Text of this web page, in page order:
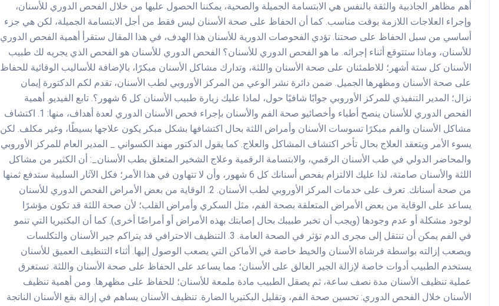
أهم مظاهر الجاذبية والثقة بالنفس هي الابتسامة الجميلة والصحية، يمكننا الحصول عليها من خلال الفحص الدوري للأسنان،
وإجراء العلاجات اللازمة بوقت مناسب. كما أن الحفاظ على صحة الأسنان ليس فقط من أجل الابتسامة الجميلة، لكن هي جزء
أساسي من سبل الحفاظ على صحتنا. تؤدي الفحوصات الدورية للأسنان هذا الهدف، في هذا المقال ستقرأ أهمية الفحص الدوري
للأسنان، وماذا ستتوقع أثناء إجرائه. ما هو الفحص الدوري للأسنان؟ الفحص الدوري للأسنان هو الفحص الذي يجريه لك طبيب
الأسنان كل ستة أشهر؛ للاطمئنان على صحة الأسنان واللثة، وتدارك مشاكل الأسنان مبكرًا، بالإضافة للأساليب الوقائية للحفاظ
على صحة الأسنان ومظهرها الجميل. ضمن دائرة نشر الوعي من المركز الأوروبي لطب الأسنان، تقدم لكم الدكتورة إيمان
نزال؛ المدير التنفيذي للمركز الأوروبي جوابًا شافيًا حول، لماذا عليك زيارة طبيب الأسنان كل 6 شهور؟. تابع الفيديو. أهمية
الفحص الدوري للأسنان ينصح أطباء وأخصائيو صحة الفم والأسنان بإجراء فحص الأسنان الدوري لعدة أهداف، منها: 1. اكتشاف
مشاكل الأسنان والفم مبكرًا تسوسات الأسنان وأمراض اللثة بحال اكتشافها بشكل مبكر يكون علاجها بسيطًا، وغير مكلف. لكن
يسوء الأمر ويتعقد العلاج بحال تأخر اكتشاف المشاكل والعلاج. كما يقول الدكتور مهند الكسواني _ المدير العام للمركز الأوروبي
والمحاضر الدولي في طب الأسنان الرقمي، والابتسامة الرقمية وعلاج الشخير المتعلق بطب الأسنان_: أن الكثير من مشاكل
اللثة والأسنان صامتة، لذا عليك الالتزام بفحص أسنانك كل 6 شهور، وأن لا تتهاون في هذا الأمر؛ فكل الآثار السلبية ستدفع ثمنها
من صحة أسنانك. تعرف على خدمات المركز الأوروبي لطب الأسنان. 2. الوقاية من بعض الأمراض الفحص الدوري للأسنان
يساعد على الوقاية من بعض الأمراض المتعلقة بصحة الفم، مثل السكري وأمراض القلب؛ لأن صحة اللثة قد تكون مؤشرًا
لوجود مشكلة أو عدم وجودها (ويجب أن تخبر طبيبك بحال إصابتك بهذه الأمراض أو أمراضًا أخرى). كما أن البكتيريا التي تنمو
في الفم يمكن أن تنتقل إلى مجرى الدم تؤثر في الصحة العامة. 3. التنظيف الاحترافي قد يتراكم جير الأسنان والتكلسات
ويصعب إزالته بواسطة فرشاة الأسنان والخيط خاصة في الأماكن التي يصعب الوصول إليها. أثناء التنظيف العميق للأسنان
يستخدم الطبيب أدوات خاصة لإزالة الجير العالق على الأسنان؛ مما يساعد على الحفاظ على صحة الأسنان واللثة. تستغرق
عملية تنظيف الأسنان مدة نصف ساعة، ثم يصقل الطبيب مادة ملمعة للأسنان؛ للحفاظ على مظهرها. ومن أهمية تنظيف
الأسنان خلال الفحص الدوري: تحسين صحة الفم، وتقليل البكتيريا الضارة. تنظيف الأسنان يساهم في إزالة بقع الأسنان الناتجة